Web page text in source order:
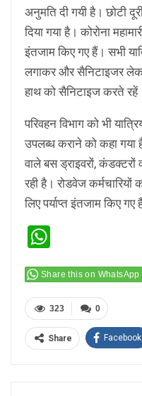
अनुमति दी गयी है। छोटी
दिया गया है। कोरोना
इंतजाम किए गए हैं। सभी
लगाकर और सैनिटाइजर
हाथ को सैनिटाइज करते
परिवहन विभाग को भी
उपलब्ध कराने को कहा गया
वाले बस ड्राइवरों, कंडक्टरों
रही है। रोडवेज
लिए पर्याप्त इंतजाम किए गए
Share this on WhatsApp
0
323
Share Facebook